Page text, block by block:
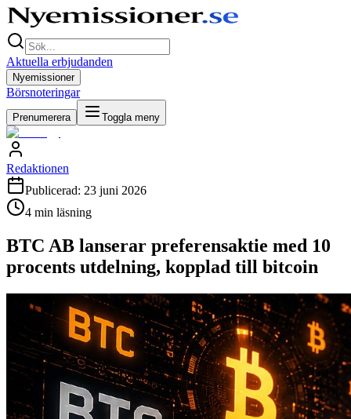
Aktuella erbjudanden
Nyemissioner
Börsnoteringar
Prenumerera Toggla meny
Redaktionen
Publicerad: 23 juni 2026
4 min läsning
BTC AB lanserar preferensaktie med 10
procents utdelning, kopplad till bitcoin